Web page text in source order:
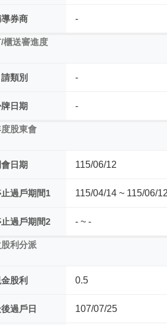
券商 -
櫃送審進度
類別 -
日期 -
股東會
日期 115/06/12
過戶期間1 115/04/14 ~ 115/06/12
過戶期間2 - ~ -
利分派
股利 0.5
過戶日 107/07/25